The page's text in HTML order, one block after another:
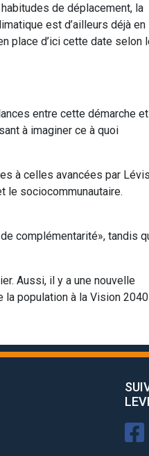
de déplacement, la
est d’ailleurs déjà en
place d’ici cette date selon
entre cette démarche
à imaginer ce à quoi
à celles avancées par
le sociocommunautaire.
complémentarité», tandis
Aussi, il y a une nouvelle
la population à la Vision